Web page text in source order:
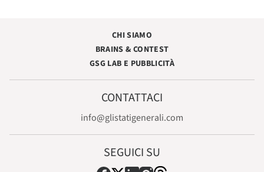
CHI SIAMO
BRAINS & CONTEST
GSG LAB E PUBBLICITÀ
CONTATTACI
info@glistatigenerali.com
SEGUICI SU